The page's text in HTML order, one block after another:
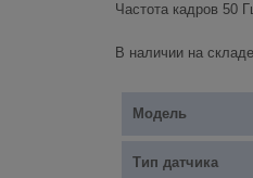
Частота кадров 50
В наличии на
Модель
Тип датчика